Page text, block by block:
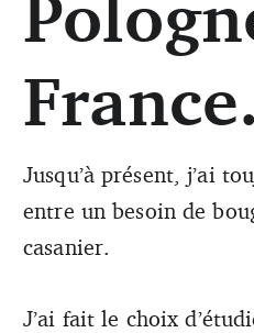
Jusqu’à présent, j’ai
entre un besoin de
casanier.
J’ai fait le choix